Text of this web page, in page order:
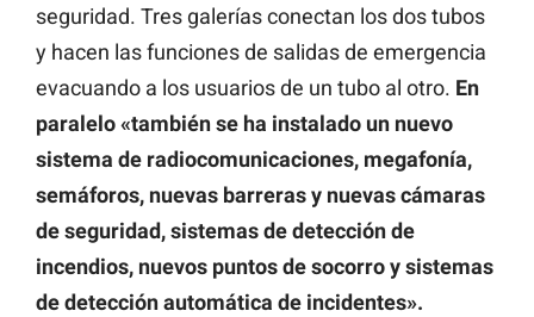
seguridad. Tres galerías conectan los dos tubos
y hacen las funciones de salidas de emergencia
evacuando a los usuarios de un tubo al otro. En
paralelo «también se ha instalado un nuevo
sistema de radiocomunicaciones, megafonía,
semáforos, nuevas barreras y nuevas cámaras
de seguridad, sistemas de detección de
incendios, nuevos puntos de socorro y sistemas
de detección automática de incidentes».